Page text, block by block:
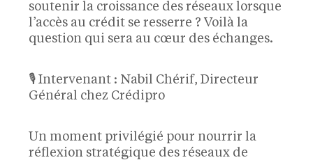
soutenir la croissance des réseaux lorsque
l’accès au crédit se resserre ? Voilà la
question qui sera au cœur des échanges.
🎙️ Intervenant : Nabil Chérif, Directeur
Général chez Crédipro
Un moment privilégié pour nourrir la
réflexion stratégique des réseaux de